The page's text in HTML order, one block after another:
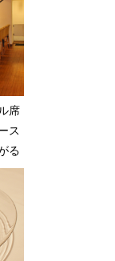
席
ス
る